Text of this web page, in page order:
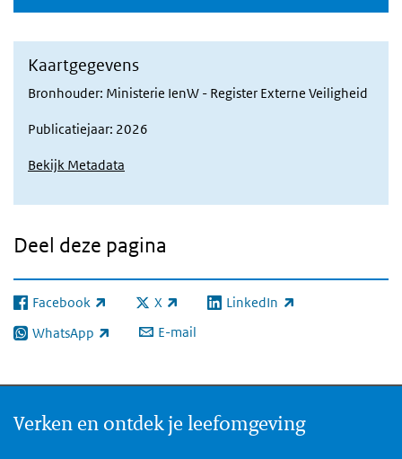
Kaartgegevens
Bronhouder: Ministerie IenW - Register Externe Veiligheid
Publicatiejaar: 2026
Bekijk Metadata
Deel deze pagina
Facebook
(externe link) X
(externe link) LinkedIn
(externe link)
WhatsApp
(externe link) E-mail
Verken en ontdek je leefomgeving